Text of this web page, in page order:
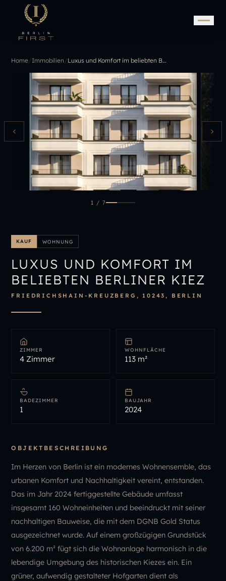
IMMOBILIE BEWERTEN
Home/Immobilien/ Luxus und Komfort im beliebten Berliner Kiez
1 / 7
KAUF WOHNUNG
LUXUS UND KOMFORT IM
BELIEBTEN BERLINER KIEZ
FRIEDRICHSHAIN-KREUZBERG, 10243, BERLIN
ZIMMER
4 Zimmer
WOHNFLÄCHE
113 m²
BADEZIMMER
1
BAUJAHR
2024
OBJEKTBESCHREIBUNG
Im Herzen von Berlin ist ein modernes Wohnensemble, das
urbanen Komfort und Nachhaltigkeit vereint, entstanden.
Das im Jahr 2024 fertiggestellte Gebäude umfasst
insgesamt 160 Wohneinheiten und beeindruckt mit seiner
nachhaltigen Bauweise, die mit dem DGNB Gold Status
ausgezeichnet wurde. Auf einem großzügigen Grundstück
von 6.200 m² fügt sich die Wohnanlage harmonisch in die
lebendige Umgebung des historischen Kiezes ein. Ein
grüner, aufwendig gestalteter Hofgarten dient als